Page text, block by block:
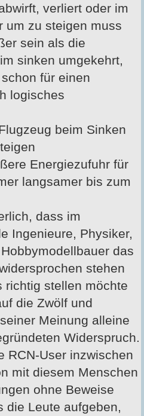
verliert oder im
um zu steigen muss
sein als die
sinken umgekehrt,
für einen
logisches
beim Sinken
Energiezufuhr für
langsamer bis zum
dass im
Ingenieure, Physiker,
das
stehen
richtig stellen möchte
die Zwölf und
Meinung alleine
Widerspruch.
RCN-User inzwischen
mit diesem Menschen
ohne Beweise
die Leute aufgeben,